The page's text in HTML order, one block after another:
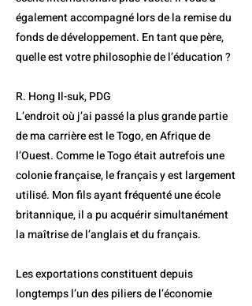
également accompagné lors de la remise du
fonds de développement. En tant que père,
quelle est votre philosophie de l’éducation ?
R. Hong Il-suk, PDG
L’endroit où j’ai passé la plus grande partie
de ma carrière est le Togo, en Afrique de
l’Ouest. Comme le Togo était autrefois une
colonie française, le français y est largement
utilisé. Mon fils ayant fréquenté une école
britannique, il a pu acquérir simultanément
la maîtrise de l’anglais et du français.
Les exportations constituent depuis
longtemps l’un des piliers de l’économie